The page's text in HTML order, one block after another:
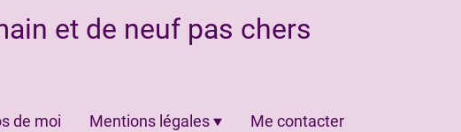
et de neuf pas chers
de moi Mentions légales Me contacter